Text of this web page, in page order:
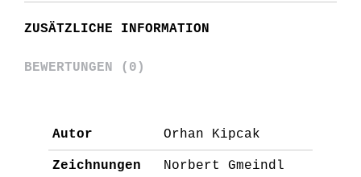
-
ZUSÄTZLICHE INFORMATION
BEWERTUNGEN (0)
Autor Orhan Kipcak
Zeichnungen Norbert Gmeindl